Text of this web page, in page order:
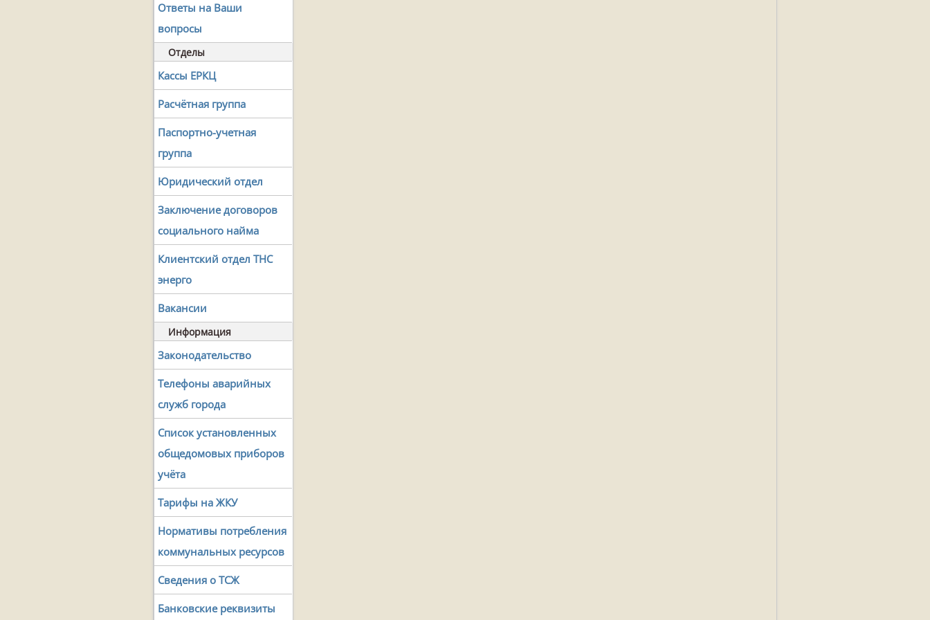
Ответы на Ваши
вопросы
Отделы
Кассы ЕРКЦ
Расчётная группа
Паспортно-учетная
группа
Юридический отдел
Заключение договоров
социального найма
Клиентский отдел ТНС
энерго
Вакансии
Информация
Законодательство
Телефоны аварийных
служб города
Список установленных
общедомовых приборов
учёта
Тарифы на ЖКУ
Нормативы потребления
коммунальных ресурсов
Сведения о ТСЖ
Банковские реквизиты